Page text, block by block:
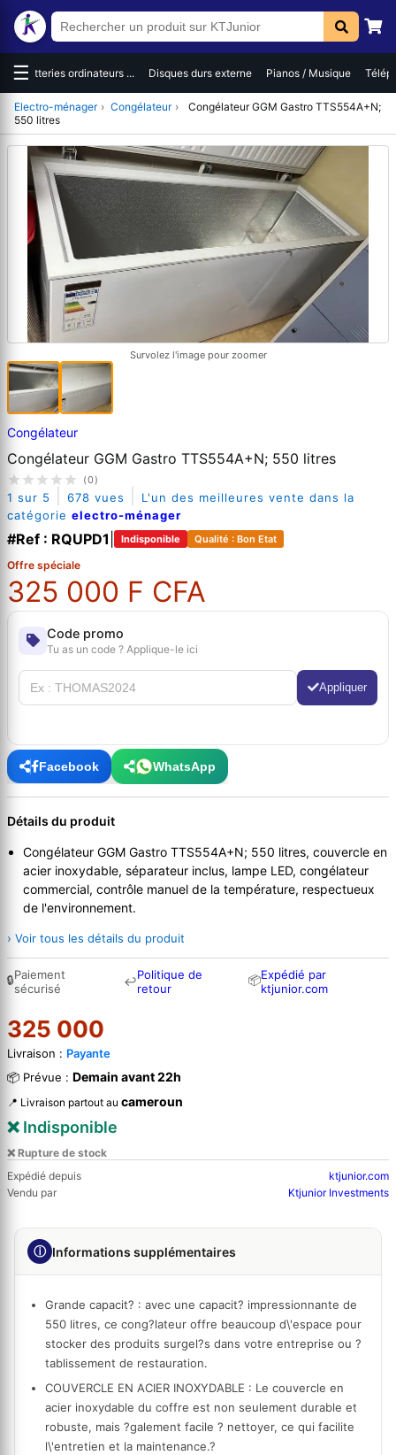
☰Batteries ordinateurs ... Disques durs externe Pianos / Musique
Electro-ménager › Congélateur ›
Congélateur GGM Gastro TTS554A+N;
550 litres
Survolez l'image pour zoomer
Congélateur
Congélateur GGM Gastro TTS554A+N; 550 litres
(0)
1 sur 5 678 vues
L'un des meilleures vente dans la
catégorie electro-ménager
#Ref : RQUPD1 Indisponible Qualité : Bon Etat
Offre spéciale
325 000 F CFA
Code promo
Tu as un code ? Applique-le ici
Appliquer
Facebook WhatsApp
Détails du produit
Congélateur GGM Gastro TTS554A+N; 550 litres, couvercle en
acier inoxydable, séparateur inclus, lampe LED, congélateur
commercial, contrôle manuel de la température, respectueux
de l'environnement.
› Voir tous les détails du produit
🔒Paiement
sécurisé
↩Politique de
retour
📦Expédié par
ktjunior.com
325 000
Livraison : Payante
📦 Prévue : Demain avant 22h
📍 Livraison partout au cameroun
❌ Indisponible
❌ Rupture de stock
Expédié depuis
ktjunior.com
Vendu par
Ktjunior Investments
ⓘ Informations supplémentaires
Grande capacit? : avec une capacit? impressionnante de
550 litres, ce cong?lateur offre beaucoup d\'espace pour
stocker des produits surgel?s dans votre entreprise ou ?
tablissement de restauration.
COUVERCLE EN ACIER INOXYDABLE : Le couvercle en
acier inoxydable du coffre est non seulement durable et
robuste, mais ?galement facile ? nettoyer, ce qui facilite
l\'entretien et la maintenance.?